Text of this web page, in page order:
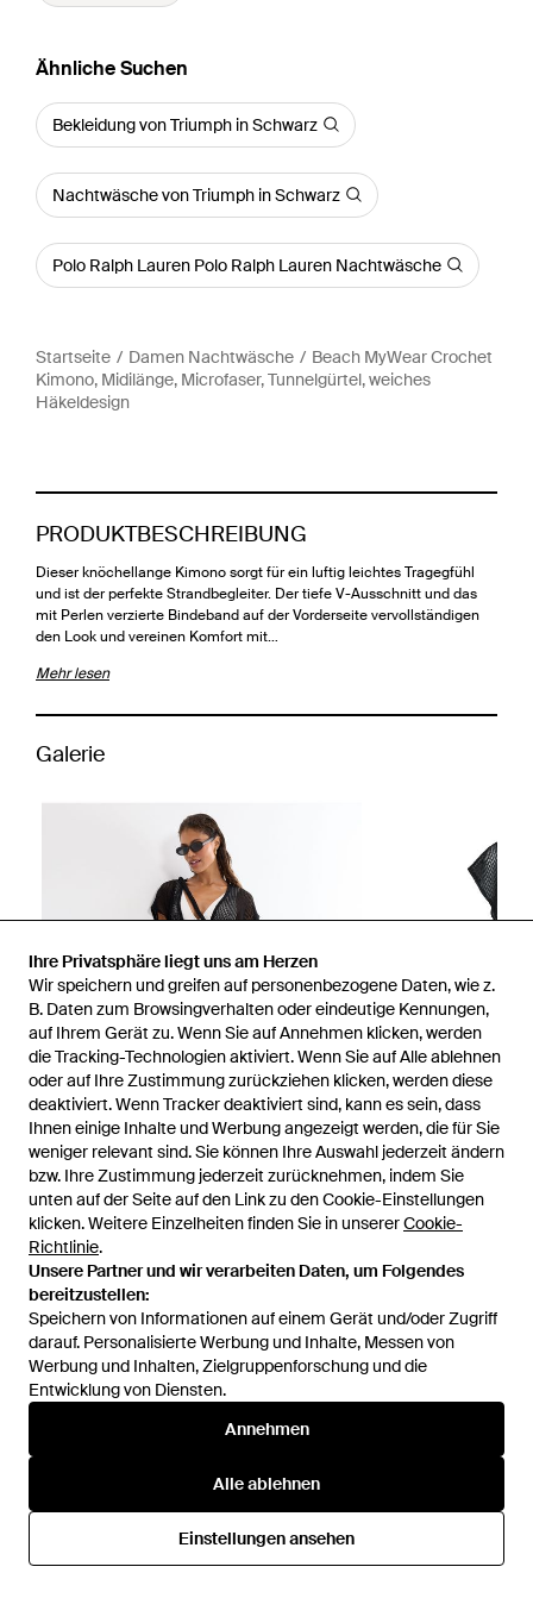
Ihre Privatsphäre liegt uns am Herzen
Wir speichern und greifen auf personenbezogene Daten, wie z.
B. Daten zum Browsingverhalten oder eindeutige Kennungen,
auf Ihrem Gerät zu. Wenn Sie auf Annehmen klicken, werden
die Tracking-Technologien aktiviert. Wenn Sie auf Alle ablehnen
oder auf Ihre Zustimmung zurückziehen klicken, werden diese
deaktiviert. Wenn Tracker deaktiviert sind, kann es sein, dass
Ihnen einige Inhalte und Werbung angezeigt werden, die für Sie
weniger relevant sind. Sie können Ihre Auswahl jederzeit ändern
bzw. Ihre Zustimmung jederzeit zurücknehmen, indem Sie
unten auf der Seite auf den Link zu den Cookie-Einstellungen
klicken. Weitere Einzelheiten finden Sie in unsererCookie-
Richtlinie.
Unsere Partner und wir verarbeiten Daten, um Folgendes
bereitzustellen:
Speichern von Informationen auf einem Gerät und/oder Zugriff
darauf. Personalisierte Werbung und Inhalte, Messen von
Werbung und Inhalten, Zielgruppenforschung und die
Entwicklung von Diensten.
Annehmen
Alle ablehnen
Einstellungen ansehen
Ähnliche Suchen
Bekleidung von Triumph in Schwarz
Nachtwäsche von Triumph in Schwarz
Polo Ralph Lauren Polo Ralph Lauren Nachtwäsche
Startseite Damen Nachtwäsche
Beach MyWear Crochet
Kimono, Midilänge, Microfaser, Tunnelgürtel, weiches
Häkeldesign
PRODUKTBESCHREIBUNG
Dieser knöchellange Kimono sorgt für ein luftig leichtes Tragegfühl
und ist der perfekte Strandbegleiter. Der tiefe V-Ausschnitt und das
mit Perlen verzierte Bindeband auf der Vorderseite vervollständigen
den Look und vereinen Komfort mit…
Mehr lesen
Galerie
5
Zuvor verkauft bei:
Hilfe und Informationen